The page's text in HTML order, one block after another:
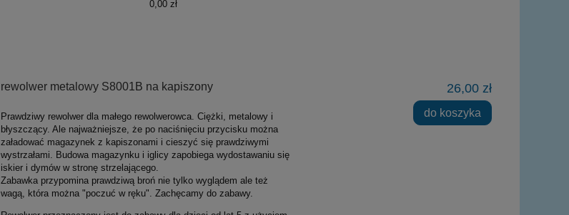
0,00 zł
rewolwer metalowy S8001B na kapiszony
Prawdziwy rewolwer dla małego rewolwerowca. Ciężki, metalowy i
błyszczący. Ale najważniejsze, że po naciśnięciu przycisku można
załadować magazynek z kapiszonami i cieszyć się prawdziwymi
wystrzałami. Budowa magazynku i iglicy zapobiega wydostawaniu się
iskier i dymów w stronę strzelającego.
Zabawka przypomina prawdziwą broń nie tylko wyglądem ale też
wagą, która można "poczuć w ręku". Zachęcamy do zabawy.
26,00 zł
do koszyka